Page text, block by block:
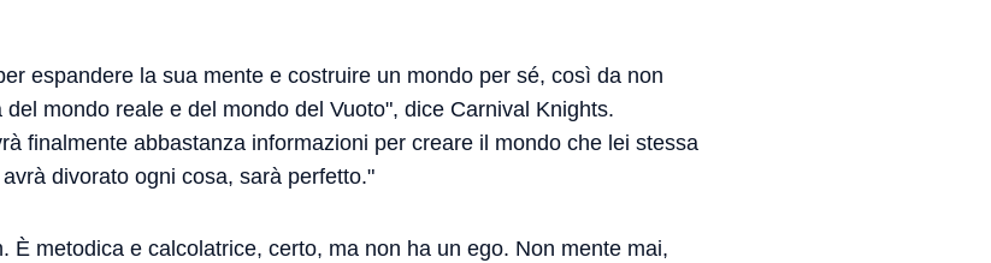
espandere la sua mente e costruire un mondo per sé, così da non
mondo reale e del mondo del Vuoto", dice Carnival Knights.
finalmente abbastanza informazioni per creare il mondo che lei stessa
divorato ogni cosa, sarà perfetto."
È metodica e calcolatrice, certo, ma non ha un ego. Non mente mai,